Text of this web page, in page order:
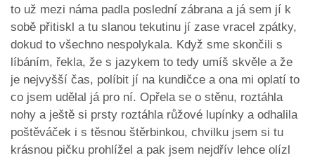
to už mezi náma padla poslední zábrana a já sem jí k
sobě přitiskl a tu slanou tekutinu jí zase vracel zpátky,
dokud to všechno nespolykala. Když sme skončili s
líbáním, řekla, že s jazykem to tedy umíš skvěle a že
je nejvyšší čas, políbit jí na kundičce a ona mi oplatí to
co jsem udělal já pro ní. Opřela se o stěnu, roztáhla
nohy a ještě si prsty roztáhla růžové lupínky a odhalila
poštěváček i s těsnou štěrbinkou, chvilku jsem si tu
krásnou pičku prohlížel a pak jsem nejdřív lehce olízl